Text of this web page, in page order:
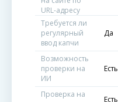
URL-адресу
Требуется ли
регулярный
ввод капчи
Да
Возможность
проверки на
ИИ
Есть
Проверка на
Есть